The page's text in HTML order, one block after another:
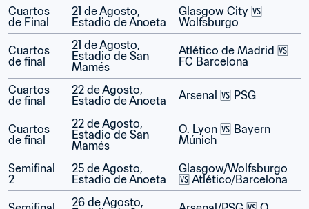
Cuartos
de Final
21 de Agosto,
Estadio de Anoeta
Glasgow City 🆚
Wolfsburgo
Cuartos
de final
21 de Agosto,
Estadio de San
Mamés
Atlético de Madrid 🆚
FC Barcelona
Cuartos
de final
22 de Agosto,
Estadio de Anoeta
Arsenal 🆚 PSG
Cuartos
de final
22 de Agosto,
Estadio de San
Mamés
O. Lyon 🆚 Bayern
Múnich
Semifinal
2
25 de Agosto,
Estadio de Anoeta
Glasgow/Wolfsburgo
🆚 Atlético/Barcelona
26 de Agosto,